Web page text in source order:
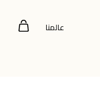
عالمنا